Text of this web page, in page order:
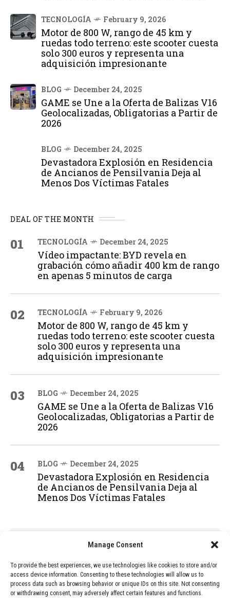
Manage Consent
To provide the best experiences, we use technologies like cookies to store and/or
access device information. Consenting to these technologies will allow us to
process data such as browsing behavior or unique IDs on this site. Not consenting
or withdrawing consent, may adversely affect certain features and functions.
TECNOLOGÍA February 9, 2026
Motor de 800 W, rango de 45 km y
ruedas todo terreno: este scooter cuesta
solo 300 euros y representa una
adquisición impresionante
BLOG December 24, 2025
GAME se Une a la Oferta de Balizas V16
Geolocalizadas, Obligatorias a Partir de
2026
BLOG December 24, 2025
Devastadora Explosión en Residencia
de Ancianos de Pensilvania Deja al
Menos Dos Víctimas Fatales
DEAL OF THE MONTH
01 TECNOLOGÍA December 24, 2025
Vídeo impactante: BYD revela en
grabación cómo añadir 400 km de rango
en apenas 5 minutos de carga
02 TECNOLOGÍA February 9, 2026
Motor de 800 W, rango de 45 km y
ruedas todo terreno: este scooter cuesta
solo 300 euros y representa una
adquisición impresionante
03 BLOG December 24, 2025
GAME se Une a la Oferta de Balizas V16
Geolocalizadas, Obligatorias a Partir de
2026
04 BLOG December 24, 2025
Devastadora Explosión en Residencia
de Ancianos de Pensilvania Deja al
Menos Dos Víctimas Fatales